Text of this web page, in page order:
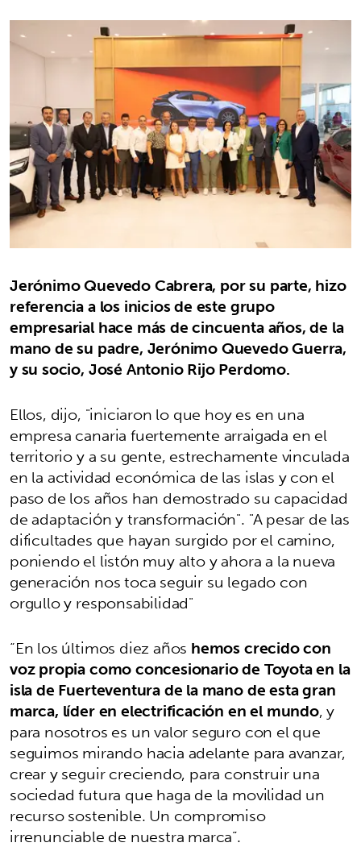
Jerónimo Quevedo Cabrera, por su parte, hizo
referencia a los inicios de este grupo
empresarial hace más de cincuenta años, de la
mano de su padre, Jerónimo Quevedo Guerra,
y su socio, José Antonio Rijo Perdomo.
Ellos, dijo, "iniciaron lo que hoy es en una
empresa canaria fuertemente arraigada en el
territorio y a su gente, estrechamente vinculada
en la actividad económica de las islas y con el
paso de los años han demostrado su capacidad
de adaptación y transformación". "A pesar de las
dificultades que hayan surgido por el camino,
poniendo el listón muy alto y ahora a la nueva
generación nos toca seguir su legado con
orgullo y responsabilidad"
“En los últimos diez años hemos crecido con
voz propia como concesionario de Toyota en la
isla de Fuerteventura de la mano de esta gran
marca, líder en electrificación en el mundo, y
para nosotros es un valor seguro con el que
seguimos mirando hacia adelante para avanzar,
crear y seguir creciendo, para construir una
sociedad futura que haga de la movilidad un
recurso sostenible. Un compromiso
irrenunciable de nuestra marca”.